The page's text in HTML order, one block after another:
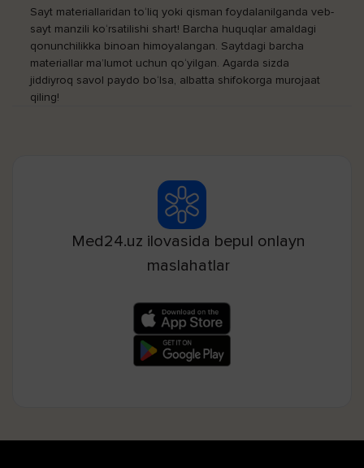
Sayt materiallaridan to‘liq yoki qisman foydalanilganda veb-
sayt manzili ko‘rsatilishi shart! Barcha huquqlar amaldagi
qonunchilikka binoan himoyalangan. Saytdagi barcha
materiallar ma’lumot uchun qo‘yilgan. Agarda sizda
jiddiyroq savol paydo bo‘lsa, albatta shifokorga murojaat
qiling!
Med24.uz ilovasida bepul onlayn
maslahatlar